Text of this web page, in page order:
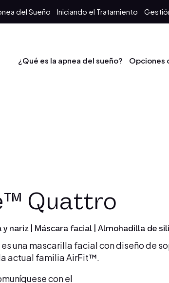
del Sueño Iniciando el Tratamiento
¿Qué es la apnea del sueño? Opciones
Quattro
y nariz | Máscara facial | Almohadilla de
una mascarilla facial con diseño de
actual familia AirFit™.
con el